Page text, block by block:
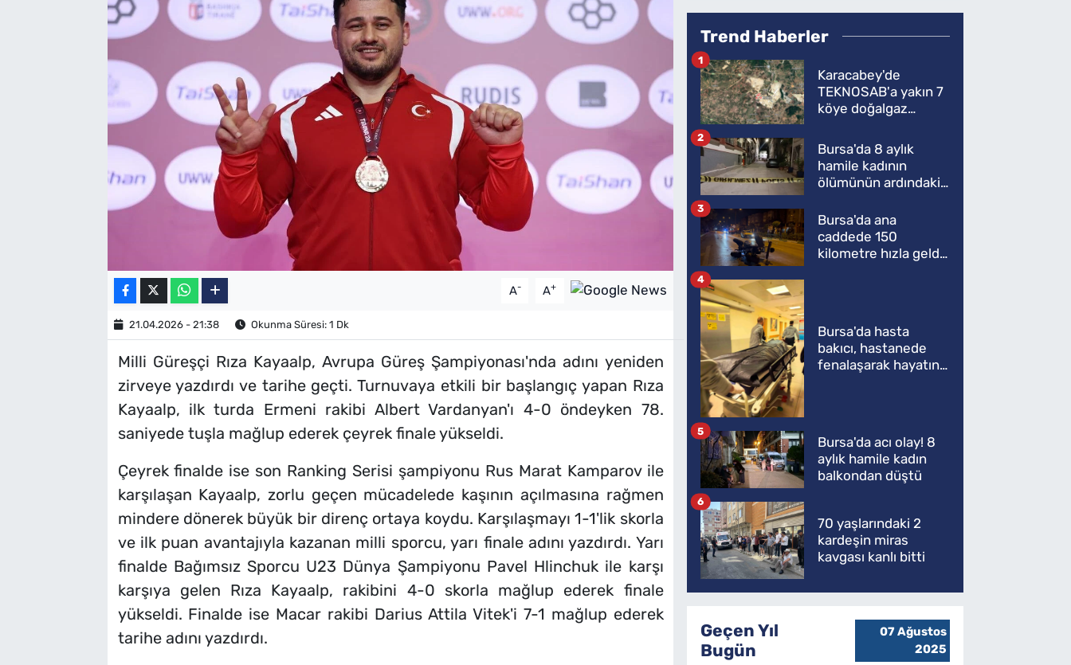
A- A+
21.04.2026 - 21:38 Okunma Süresi: 1 Dk
Milli Güreşçi Rıza Kayaalp, Avrupa Güreş Şampiyonası'nda adını yeniden
zirveye yazdırdı ve tarihe geçti. Turnuvaya etkili bir başlangıç yapan Rıza
Kayaalp, ilk turda Ermeni rakibi Albert Vardanyan'ı 4-0 öndeyken 78.
saniyede tuşla mağlup ederek çeyrek finale yükseldi.
Çeyrek finalde ise son Ranking Serisi şampiyonu Rus Marat Kamparov ile
karşılaşan Kayaalp, zorlu geçen mücadelede kaşının açılmasına rağmen
mindere dönerek büyük bir direnç ortaya koydu. Karşılaşmayı 1-1'lik skorla
ve ilk puan avantajıyla kazanan milli sporcu, yarı finale adını yazdırdı. Yarı
finalde Bağımsız Sporcu U23 Dünya Şampiyonu Pavel Hlinchuk ile karşı
karşıya gelen Rıza Kayaalp, rakibini 4-0 skorla mağlup ederek finale
yükseldi. Finalde ise Macar rakibi Darius Attila Vitek'i 7-1 mağlup ederek
tarihe adını yazdırdı.
Trend Haberler
Karacabey'de
TEKNOSAB'a yakın 7
köye doğalgaz
1
Bursa'da 8 aylık
hamile kadının
ölümünün ardındaki
2
Bursa'da ana
caddede 150
kilometre hızla geldi,
3
Bursa'da hasta
bakıcı, hastanede
fenalaşarak hayatını
4
Bursa'da acı olay! 8
aylık hamile kadın
balkondan düştü
5
70 yaşlarındaki 2
kardeşin miras
kavgası kanlı bitti
6
Geçen Yıl
Bugün
07 Ağustos
2025